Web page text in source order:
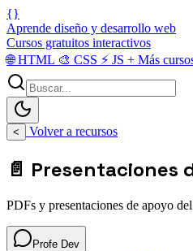
{}
Aprende diseño y desarrollo web
Cursos gratuitos interactivos
🌐HTML 🎨 CSS ⚡ JS + Más
< Volver a recursos
📄 Presentaciones
PDFs y presentaciones de apoyo
Profe Dev